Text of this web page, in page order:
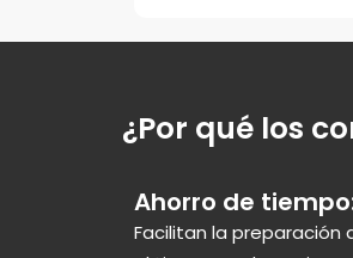
¿Por qué los
Ahorro de
Facilitan la preparación